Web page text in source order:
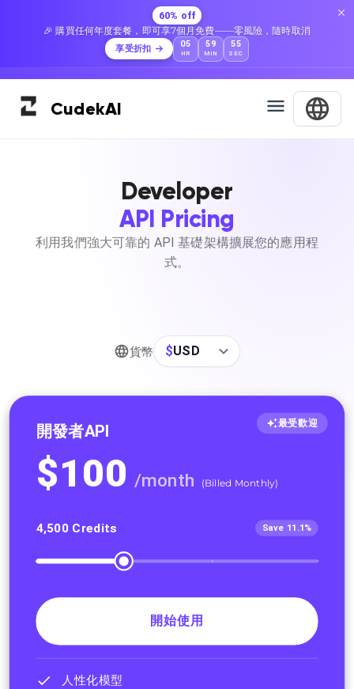
60% off
🎉 購買任何年度套餐，即可享7個月免費——零風險，隨時取消
享受折扣 05
HR
59
MIN
55
SEC
CudekAI
Developer
API Pricing
利用我們強大可靠的 API 基礎架構擴展您的應用程
式。
貨幣 $USD
最受歡迎
開發者API
$100 /month (Billed Monthly)
4,500 Credits Save 11.1%
開始使用
人性化模型